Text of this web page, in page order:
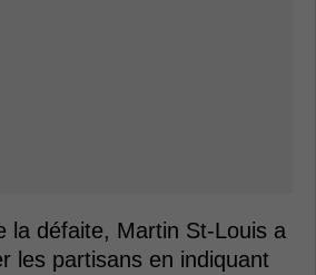
la défaite, Martin St-Louis a
les partisans en indiquant